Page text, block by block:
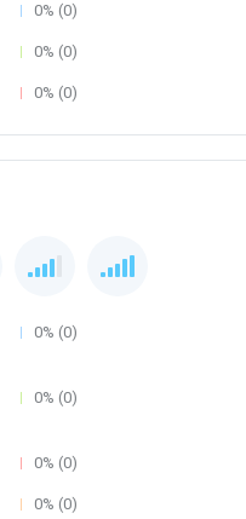
0% (0)
0% (0)
0% (0)
0% (0)
0% (0)
0% (0)
0% (0)